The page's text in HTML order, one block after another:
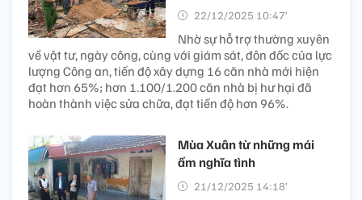
22/12/2025 10:47’
Nhờ sự hỗ trợ thường xuyên
về vật tư, ngày công, cùng với giám sát, đôn đốc của lực
lượng Công an, tiến độ xây dựng 16 căn nhà mới hiện
đạt hơn 65%; hơn 1.100/1.200 căn nhà bị hư hại đã
hoàn thành việc sửa chữa, đạt tiến độ hơn 96%.
Mùa Xuân từ những mái
ấm nghĩa tình
21/12/2025 14:18’